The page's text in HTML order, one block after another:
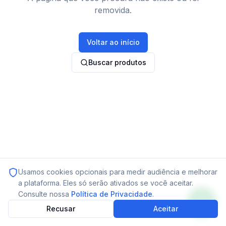
removida.
Voltar ao início
Buscar produtos
Usamos cookies opcionais para medir audiência e melhorar
a plataforma. Eles só serão ativados se você aceitar.
Consulte nossa Política de Privacidade.
Recusar
Aceitar